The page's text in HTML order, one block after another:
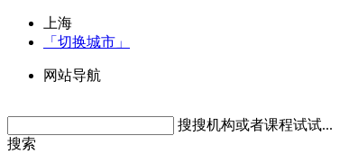
上海
「切换城市」
网站导航
搜搜机构或者课程试试...
搜索